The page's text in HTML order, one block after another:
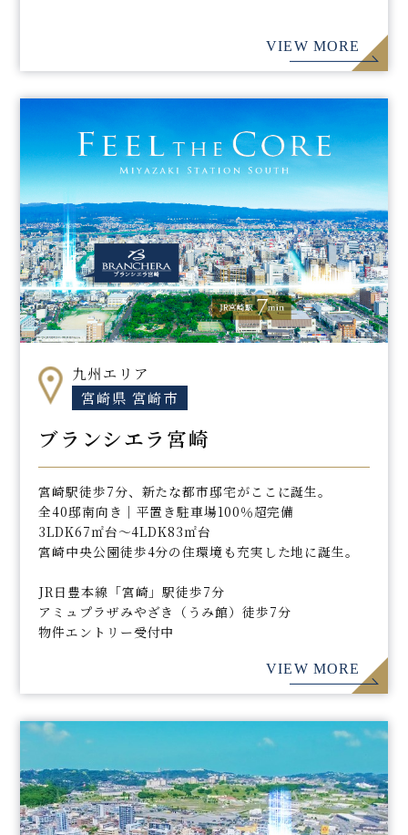
VIEW MORE
九州エリア
宮崎県 宮崎市
ブランシエラ宮崎
宮崎駅徒歩7分、新たな都市邸宅がここに誕生。
全40邸南向き｜平置き駐車場100％超完備
3LDK67㎡台～4LDK83㎡台
宮崎中央公園徒歩4分の住環境も充実した地に誕生。
JR日豊本線「宮崎」駅徒歩7分
アミュプラザみやざき（うみ館）徒歩7分
物件エントリー受付中
VIEW MORE